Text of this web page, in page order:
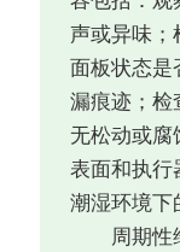
声或异味；
面板状态是
漏痕迹；检
无松动或腐
表面和执行
潮湿环境下
周期性